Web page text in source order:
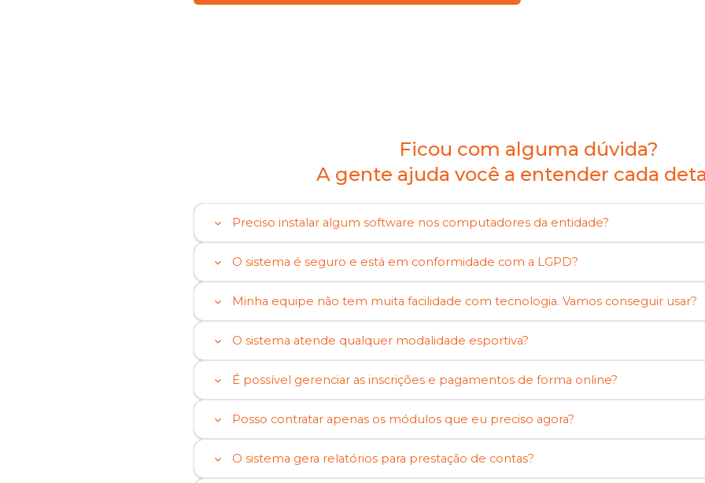
Ficou com alguma dúvida?
A gente ajuda você a entender cada
Preciso instalar algum software nos computadores da entidade?
O sistema é seguro e está em conformidade com a LGPD?
Minha equipe não tem muita facilidade com tecnologia. Vamos conseguir usar?
O sistema atende qualquer modalidade esportiva?
É possível gerenciar as inscrições e pagamentos de forma online?
Posso contratar apenas os módulos que eu preciso agora?
O sistema gera relatórios para prestação de contas?